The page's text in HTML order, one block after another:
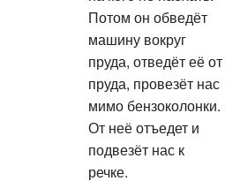
Потом он обведёт
машину вокруг
пруда, отведёт её от
пруда, провезёт нас
мимо бензоколонки.
От неё отъедет и
подвезёт нас к
речке.